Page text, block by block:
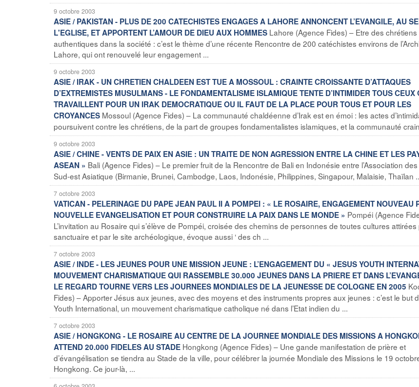
9 octobre 2003
ASIE / PAKISTAN - PLUS DE 200 CATECHISTES ENGAGES A LAHORE ANNONCENT L’EVANGILE, AU
L'EGLISE, ET APPORTENT L’AMOUR DE DIEU AUX HOMMES Lahore (Agence Fides) – Etre des chrétiens
authentiques dans la société : c’est le thème d’une récente Rencontre de 200 catéchistes environs de
Lahore, qui ont renouvelé leur engagement ...
9 octobre 2003
ASIE / IRAK - UN CHRETIEN CHALDEEN EST TUE A MOSSOUL : CRAINTE CROISSANTE D’ATTAQUES
D’EXTREMISTES MUSULMANS - LE FONDAMENTALISME ISLAMIQUE TENTE D’INTIMIDER TOUS CEUX
TRAVAILLENT POUR UN IRAK DEMOCRATIQUE OU IL FAUT DE LA PLACE POUR TOUS ET POUR LES
CROYANCES Mossoul (Agence Fides) – La communauté chaldéenne d’Irak est en émoi : les actes
poursuivent contre les chrétiens, de la part de groupes fondamentalistes islamiques, et la communauté
9 octobre 2003
ASIE / CHINE - VENTS DE PAIX EN ASIE : UN TRAITE DE NON AGRESSION ENTRE LA CHINE ET LES
ASEAN » Bali (Agence Fides) – Le premier fruit de la Rencontre de Bali en Indonésie entre l’Association
Sud-est Asiatique (Birmanie, Brunei, Cambodge, Laos, Indonésie, Philippines, Singapour, Malaisie, Thaïlan
7 octobre 2003
VATICAN - PELERINAGE DU PAPE JEAN PAUL II A POMPEI : « LE ROSAIRE, ENGAGEMENT NOUVEAU
NOUVELLE EVANGELISATION ET POUR CONSTRUIRE LA PAIX DANS LE MONDE » Pompéi (Agence
L’invitation au Rosaire qui s’élève de Pompéi, croisée des chemins de personnes de toutes cultures attirées
sanctuaire et par le site archéologique, évoque aussi ‘ des ch ...
7 octobre 2003
ASIE / INDE - LES JEUNES POUR UNE MISSION JEUNE : L’ENGAGEMENT DU « JESUS YOUTH
MOUVEMENT CHARISMATIQUE QUI RASSEMBLE 30.000 JEUNES DANS LA PRIERE ET DANS
LE REGARD TOURNE VERS LES JOURNEES MONDIALES DE LA JEUNESSE DE COLOGNE EN 2005
Fides) – Apporter Jésus aux jeunes, avec des moyens et des instruments propres aux jeunes : c’est le but
Youth International, un mouvement charismatique catholique né dans l’Etat indien du ...
7 octobre 2003
ASIE / HONGKONG - LE ROSAIRE AU CENTRE DE LA JOURNEE MONDIALE DES MISSIONS A
ATTEND 20.000 FIDELES AU STADE Hongkong (Agence Fides) – Une gande manifestation de prière et
d’évangélisation se tiendra au Stade de la ville, pour célébrer la journée Mondiale des Missions le 19
Hongkong. Ce jour-là, ...